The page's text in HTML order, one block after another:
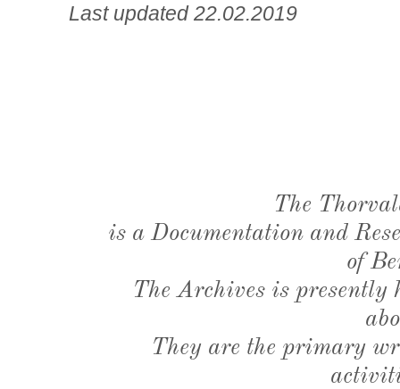
Last updated 22.02.2019
The
is a Documentation and
of
The Archives is presently
They are the primary